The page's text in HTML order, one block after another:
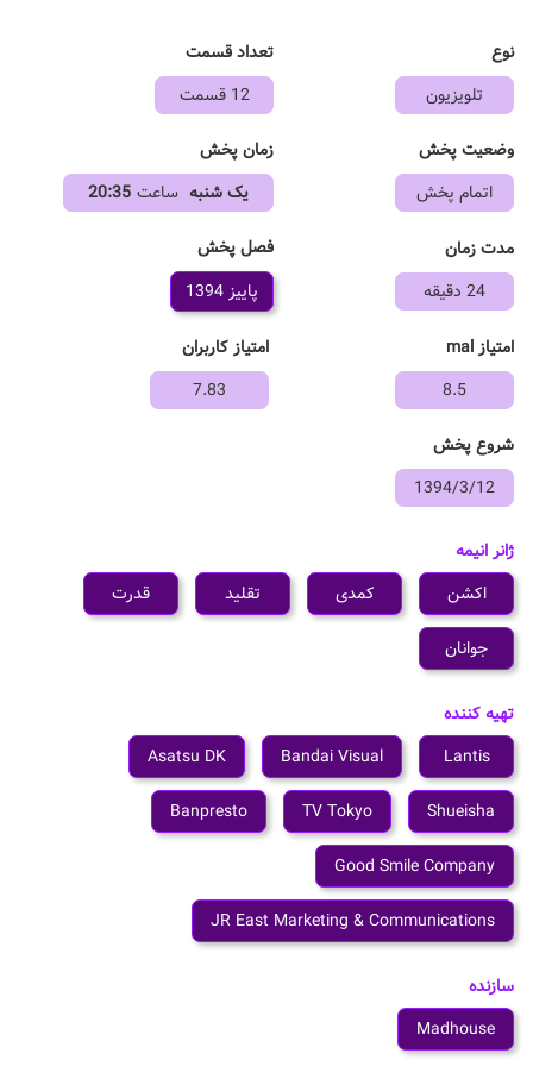
نوع
تلویزیون
تعداد قسمت
12 قسمت
وضعیت پخش
اتمام پخش
زمان پخش
یک شنبه ساعت 20:35
مدت زمان
24 دقیقه
فصل پخش
پاییز 1394
امتیاز mal
8.5
امتیاز کاربران
7.83
شروع پخش
1394/3/12
ژانر انیمه
اکشن
کمدی تقلید قدرت
جوانان
تهیه کننده
Lantis
Bandai Visual
Asatsu DK
Shueisha
TV Tokyo
Banpresto
Good Smile Company
JR East Marketing & Communications
سازنده
Madhouse